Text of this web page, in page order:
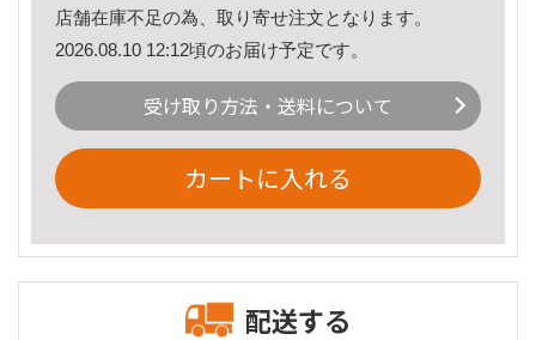
店舗在庫不足の為、取り寄せ注文となります。
2026.08.10 12:12頃のお届け予定です。
受け取り方法・送料について
カートに入れる
配送する